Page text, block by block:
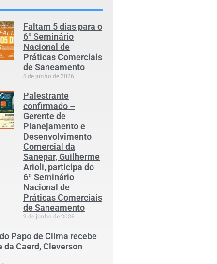
Faltam 5 dias para o
6° Seminário
Nacional de
Práticas Comerciais
de Saneamento
5 de junho de 2026
Palestrante
confirmado –
Gerente de
Planejamento e
Desenvolvimento
Comercial da
Sanepar, Guilherme
Arioli, participa do
6º Seminário
Nacional de
Práticas Comerciais
de Saneamento
2 de junho de 2026
Papo de Clima recebe
da Caerd, Cleverson